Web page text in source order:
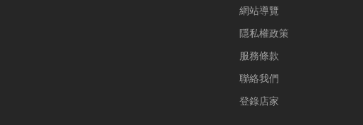
網站導覽
隱私權政策
服務條款
聯絡我們
登錄店家